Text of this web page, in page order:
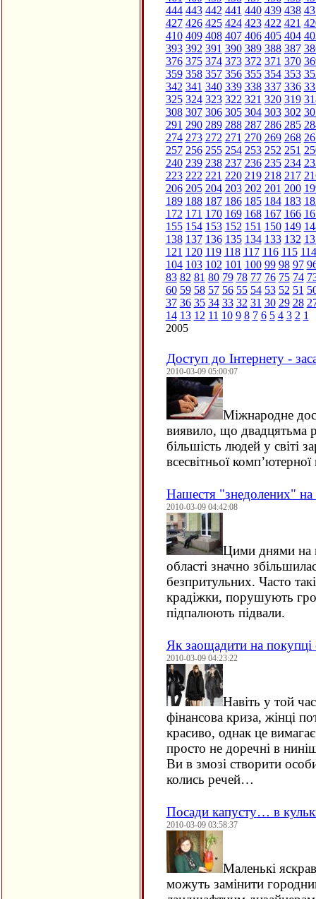
444 443 442 441 440 439 438
427 426 425 424 423 422 421
410 409 408 407 406 405 404
393 392 391 390 389 388 387
376 375 374 373 372 371 370
359 358 357 356 355 354 353
342 341 340 339 338 337 336
325 324 323 322 321 320 319
308 307 306 305 304 303 302
291 290 289 288 287 286 285
274 273 272 271 270 269 268
257 256 255 254 253 252 251
240 239 238 237 236 235 234
223 222 221 220 219 218 217
206 205 204 203 202 201 200
189 188 187 186 185 184 183
172 171 170 169 168 167 166
155 154 153 152 151 150 149
138 137 136 135 134 133 132
121 120 119 118 117 116 115 114
104 103 102 101 100 99 98 97
83 82 81 80 79 78 77 76 75 74
60 59 58 57 56 55 54 53 52 51
37 36 35 34 33 32 31 30 29 28
14 13 12 11 10 9 8 7 6 5 4 3 2 1
2005
Доступ до Інтернету -
2010-03-09 05:00:07
Міжнародне
виявило, що двадцятьма
більшість людей у світі
всесвітньої
Нашестя "знедолених" на
2010-03-09 04:42:08
Цими днями на
області значно
безпритульних. Часто
крадіжки, порушують
підпалюють підвали.
Як заощадити на покупці
2010-03-09 04:23:22
Навіть у той
фінансова криза, жінці
красиво, однак це
просто не доречні в
Ви в змозі створити
колись речей…
Посади капусту… в
2010-03-09 03:58:37
Маленькі
можуть замінити